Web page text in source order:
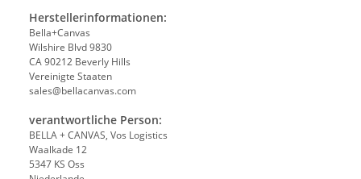
Herstellerinformationen:
Bella+Canvas
Wilshire Blvd 9830
CA 90212 Beverly Hills
Vereinigte Staaten
sales@bellacanvas.com
verantwortliche Person:
BELLA + CANVAS, Vos Logistics
Waalkade 12
5347 KS Oss